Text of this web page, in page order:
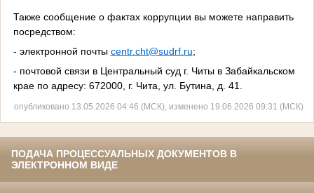
Также сообщение о фактах коррупции вы можете направить
посредством:
- электронной почты centr.cht@sudrf.ru;
- почтовой связи в Центральный суд г. Читы в Забайкальском
крае по адресу: 672000, г. Чита, ул. Бутина, д. 41.
опубликовано 13.05.2026 04:46 (МСК), изменено 19.06.2026 09:31 (МСК)
ПОДАЧА ПРОЦЕССУАЛЬНЫХ ДОКУМЕНТОВ В
ЭЛЕКТРОННОМ ВИДЕ